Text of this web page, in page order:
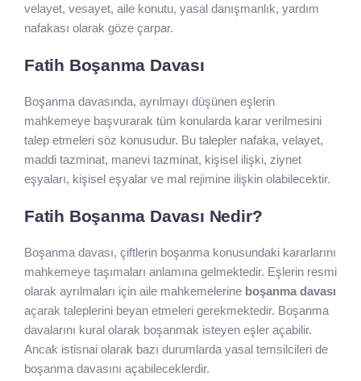
velayet, vesayet, aile konutu, yasal danışmanlık, yardım
nafakası olarak göze çarpar.
Fatih Boşanma Davası
Boşanma davasında, ayrılmayı düşünen eşlerin
mahkemeye başvurarak tüm konularda karar verilmesini
talep etmeleri söz konusudur. Bu talepler nafaka, velayet,
maddi tazminat, manevi tazminat, kişisel ilişki, ziynet
eşyaları, kişisel eşyalar ve mal rejimine ilişkin olabilecektir.
Fatih Boşanma Davası Nedir?
Boşanma davası, çiftlerin boşanma konusundaki kararlarını
mahkemeye taşımaları anlamına gelmektedir. Eşlerin resmi
olarak ayrılmaları için aile mahkemelerine boşanma davası
açarak taleplerini beyan etmeleri gerekmektedir. Boşanma
davalarını kural olarak boşanmak isteyen eşler açabilir.
Ancak istisnai olarak bazı durumlarda yasal temsilcileri de
boşanma davasını açabileceklerdir.